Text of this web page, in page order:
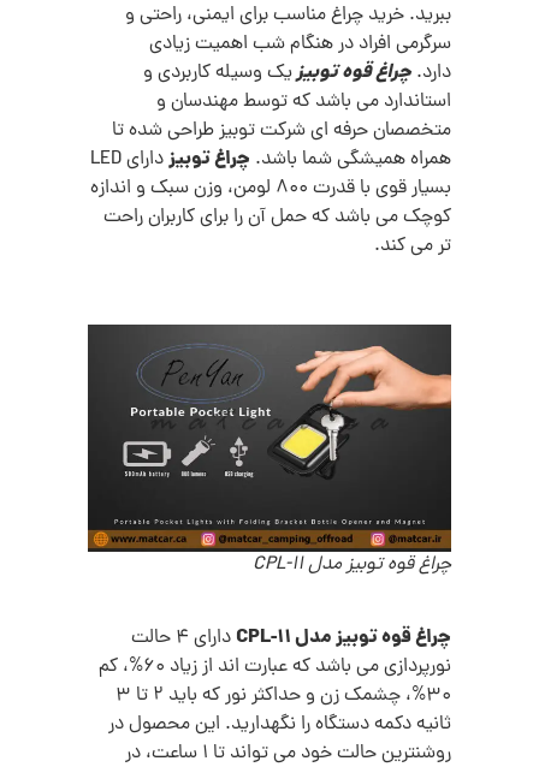
ببرید. خرید چراغ مناسب برای ایمنی، راحتی و
سرگرمی افراد در هنگام شب اهمیت زیادی
دارد. چراغ قوه توبیزیک وسیله کاربردی و
استاندارد می باشد که توسط مهندسان و
متخصصان حرفه ای شرکت توبیز طراحی شده تا
همراه همیشگی شما باشد. چراغ توبیز
دارای LED
بسیار قوی با قدرت 800 لومن، وزن سبک و اندازه
کوچک می باشد که حمل آن را برای کاربران راحت
تر می کند.
چراغ قوه توبیز مدل CPL-11
چراغ قوه توبیز مدل CPL-11
دارای 4 حالت
نورپردازی می باشد که عبارت اند از زیاد 60%، کم
30%، چشمک زن و حداکثر نور که باید 2 تا 3
ثانیه دکمه دستگاه را نگهدارید. این محصول در
روشنترین حالت خود می تواند تا 1 ساعت، در